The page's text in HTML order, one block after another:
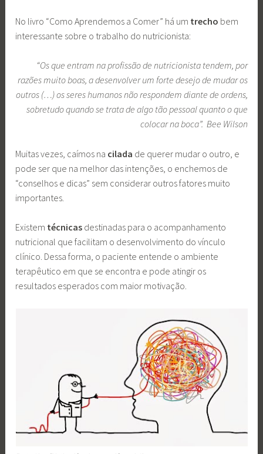
No livro “Como Aprendemos a Comer” há um trecho bem
interessante sobre o trabalho do nutricionista:
“Os que entram na profissão de nutricionista tendem, por
razões muito boas, a desenvolver um forte desejo de mudar os
outros (…) os seres humanos não respondem diante de ordens,
sobretudo quando se trata de algo tão pessoal quanto o que
colocar na boca”. Bee Wilson
Muitas vezes, caímos na cilada de querer mudar o outro, e
pode ser que na melhor das intenções, o enchemos de
“conselhos e dicas” sem considerar outros fatores muito
importantes.
Existem técnicas destinadas para o acompanhamento
nutricional que facilitam o desenvolvimento do vínculo
clínico. Dessa forma, o paciente entende o ambiente
terapêutico em que se encontra e pode atingir os
resultados esperados com maior motivação.